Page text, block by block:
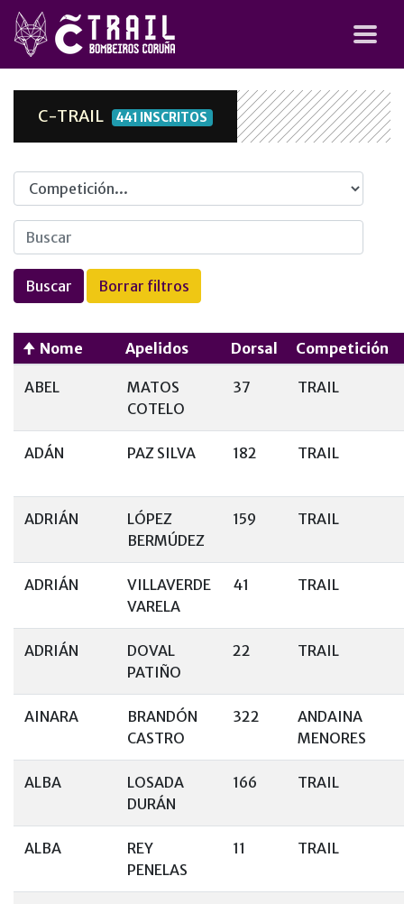
C-TRAIL 441 INSCRITOS
Competicion
Nome Apelidos Dorsal Competición
ABEL
MATOS
COTELO
37 TRAIL
ADÁN PAZ SILVA 182 TRAIL
ADRIÁN
LÓPEZ
BERMÚDEZ
159 TRAIL
ADRIÁN
VILLAVERDE
VARELA
41 TRAIL
ADRIÁN
DOVAL
PATIÑO
22 TRAIL
AINARA
BRANDÓN
CASTRO
322
ANDAINA
MENORES
ALBA
LOSADA
DURÁN
166 TRAIL
ALBA
REY
PENELAS
11 TRAIL